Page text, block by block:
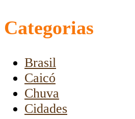
Categorias
Brasil
Caicó
Chuva
Cidades